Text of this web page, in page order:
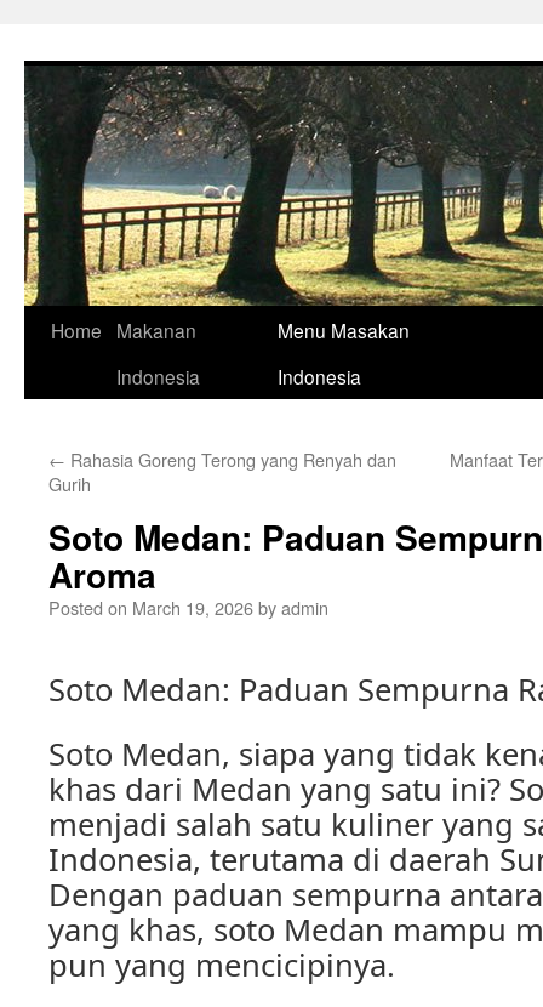
Home
Makanan
Indonesia
Menu Masakan
Indonesia
← Rahasia Goreng Terong yang Renyah dan
Gurih
Manfaat
Soto Medan: Paduan
Aroma
Posted on March 19, 2026byadmin
Soto Medan: Paduan Sempurna
Soto Medan, siapa yang tidak
khas dari Medan yang satu ini?
menjadi salah satu kuliner yang
Indonesia, terutama di daerah
Dengan paduan sempurna
yang khas, soto Medan mampu
pun yang mencicipinya.